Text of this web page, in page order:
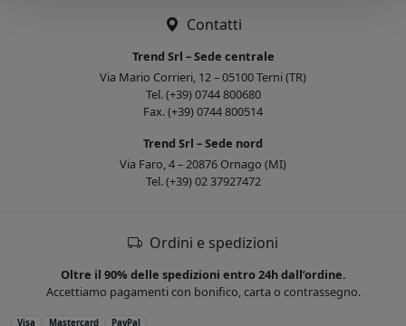
Contatti
Trend Srl – Sede centrale
Via Mario Corrieri, 12 – 05100 Terni (TR)
Tel. (+39) 0744 800680
Fax. (+39) 0744 800514
Trend Srl – Sede nord
Via Faro, 4 – 20876 Ornago (MI)
Tel. (+39) 02 37927472
Ordini e spedizioni
Oltre il 90% delle spedizioni entro 24h dall’ordine.
Accettiamo pagamenti con bonifico, carta o contrassegno.
Visa Mastercard PayPal